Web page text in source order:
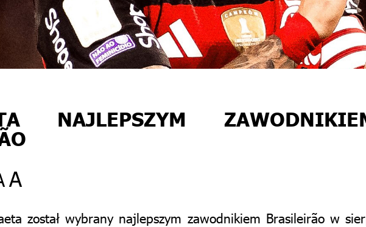
NAJLEPSZYM
A
został wybrany najlepszym zawodnikiem Brasileirão w